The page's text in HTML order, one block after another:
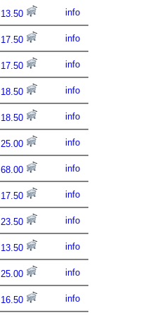
13.50 info
17.50 info
17.50 info
18.50 info
18.50 info
25.00 info
68.00 info
17.50 info
23.50 info
13.50 info
25.00 info
16.50 info